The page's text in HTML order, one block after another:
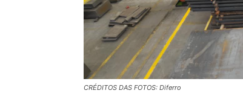
CRÉDITOS DAS FOTOS: Diferro